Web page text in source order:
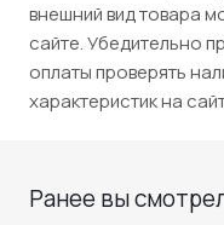
внешний вид товара
сайте. Убедительно
оплаты проверять
характеристик на
Ранее вы